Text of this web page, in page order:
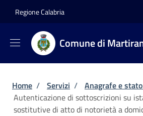
Regione Calabria
Comune di
Briciole di pane
Home / Servizi / Anagrafe e
Autenticazione di sottoscrizioni su
sostitutive di atto di notorietà a